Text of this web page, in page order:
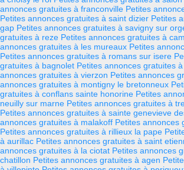
annonces gratuites à franconville Petites
Petites annonces gratuites à saint dizier Petites
gap Petites annonces gratuites à savigny sur
gratuites à reze Petites annonces gratuites à
annonces gratuites à les mureaux Petites
Petites annonces gratuites à romans sur isere
gratuites à bagnolet Petites annonces gratuites
annonces gratuites à vierzon Petites annonces
annonces gratuites à montigny le bretonneux
gratuites à conflans sainte honorine Petites
neuilly sur marne Petites annonces gratuites à
Petites annonces gratuites à sainte genevieve
annonces gratuites à malakoff Petites annonces
Petites annonces gratuites à rillieux la pape
à aurillac Petites annonces gratuites à saint
annonces gratuites à la ciotat Petites annonces
chatillon Petites annonces gratuites à agen